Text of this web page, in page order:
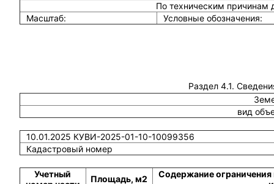
По техническим причинам
Масштаб:
Условные обозначения:
Раздел 4.1.
вид
10.01.2025 КУВИ-2025-01-10-10099356
Кадастровый номер
Учетный
Площадь, м2
Содержание ограничения